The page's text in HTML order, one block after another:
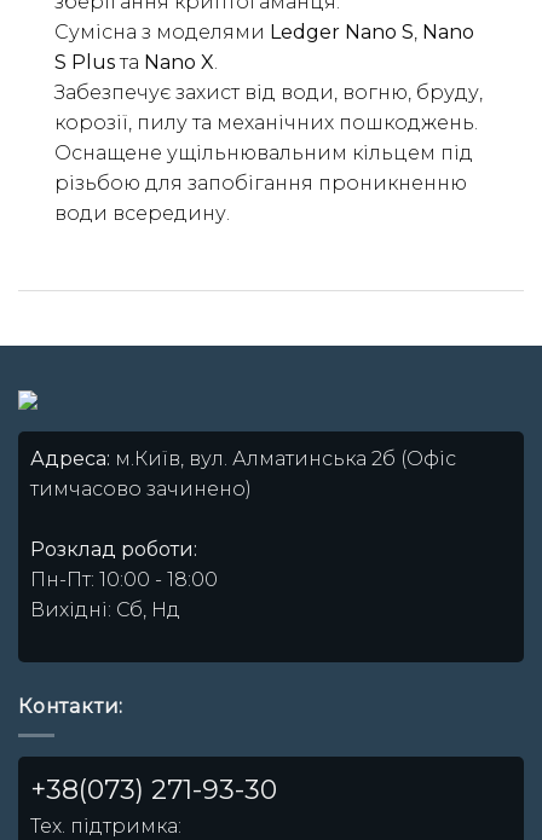
Сумісна з моделями Ledger Nano S, Nano
S Plusта Nano X.
Забезпечує захист від води, вогню, бруду,
корозії, пилу та механічних пошкоджень.
Оснащене ущільнювальним кільцем під
різьбою для запобігання проникненню
води всередину.
Адреса: м.Київ, вул. Алматинська 2б (Офіс
тимчасово зачинено)
Розклад роботи:
Пн-Пт: 10:00 - 18:00
Вихідні: Сб, Нд
Контакти:
+38(073) 271-93-30
Тех. підтримка: